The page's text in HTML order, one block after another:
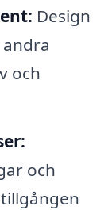
Design
och
och